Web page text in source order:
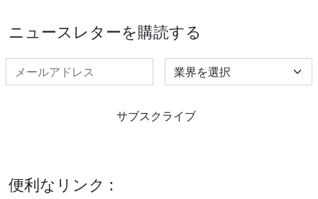
ニュースレターを購読する
Select Industry
サブスクライブ
便利なリンク :